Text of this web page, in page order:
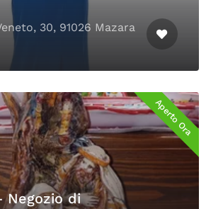
30, 91026 Mazara
Aperto Ora
Negozio di